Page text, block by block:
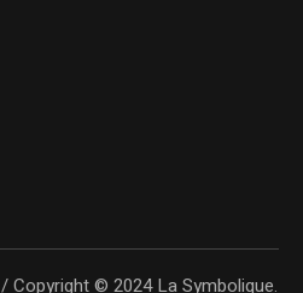
/ Copyright © 2024 La Symbolique.